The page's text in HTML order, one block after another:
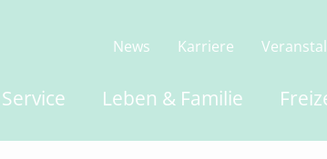
Leben & Familie
News Karriere